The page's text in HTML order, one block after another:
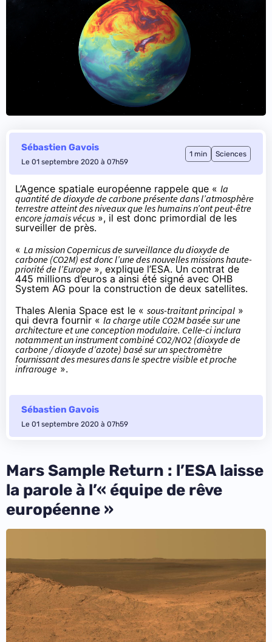
Sébastien Gavois
Le 01 septembre 2020 à 07h59
1 min Sciences
L’Agence spatiale européenne rappele que « la
quantité de dioxyde de carbone présente dans l’atmosphère
terrestre atteint des niveaux que les humains n’ont peut-être
encore jamais vécus », il est donc primordial de les
surveiller de près.
« La mission Copernicus de surveillance du dioxyde de
carbone (CO2M) est donc l’une des nouvelles missions haute-
priorité de l’Europe », explique l’ESA. Un contrat de
445 millions d’euros a ainsi été signé avec OHB
System AG pour la construction de deux satellites.
Thales Alenia Space est le « sous-traitant principal »
qui devra fournir « la charge utile CO2M basée sur une
architecture et une conception modulaire. Celle-ci inclura
notamment un instrument combiné CO2/NO2 (dioxyde de
carbone / dioxyde d’azote) basé sur un spectromètre
fournissant des mesures dans le spectre visible et proche
infrarouge ».
Sébastien Gavois
Le 01 septembre 2020 à 07h59
Mars Sample Return : l’ESA laisse
la parole à l’« équipe de rêve
européenne »